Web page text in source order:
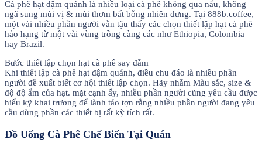
Cà phê hạt đậm quánh là nhiều loại cà phê không qua nấu, không
ngã sung mùi vị & mùi thơm bất bỗng nhiên dưng. Tại 888b.coffee,
một vài nhiều phần người vẫn tậu thấy các chọn thiết lập hạt cà phê
hảo hạng từ một vài vùng trồng càng các như Ethiopia, Colombia
hay Brazil.
Bước thiết lập chọn hạt cà phê say đắm
Khi thiết lập cà phê hạt đậm quánh, điều chu đáo là nhiều phần
người đề xuất biết cơ hội thiết lập chọn. Hãy nhắm Màu sắc, size &
độ độ ẩm của hạt. mặt cạnh ấy, nhiều phần người cũng yêu cầu được
hiểu kỹ khai trương để lành táo tợn rằng nhiều phần người đang yêu
cầu dùng phần các thiết bị rất kỳ tích rất.
Đồ Uống Cà Phê Chế Biến Tại Quán